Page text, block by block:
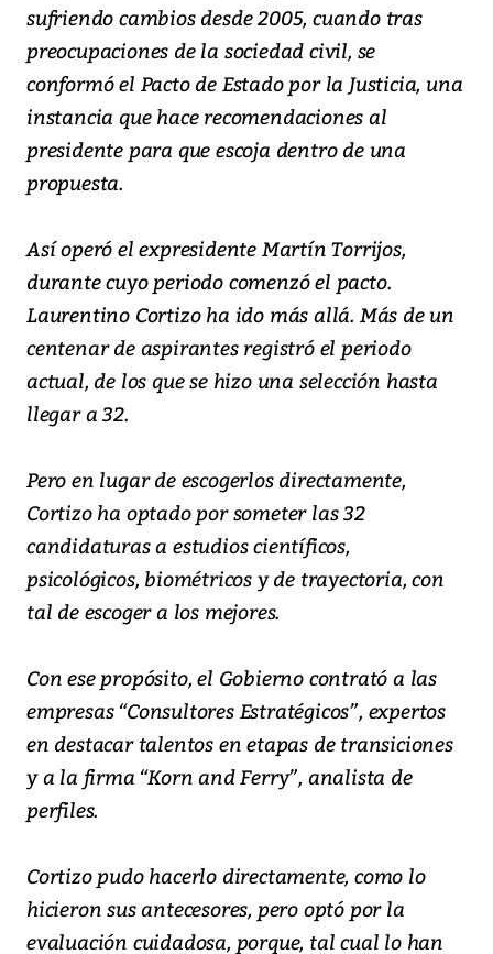
sufriendo cambios desde 2005, cuando tras
preocupaciones de la sociedad civil, se
conformó el Pacto de Estado por la Justicia, una
instancia que hace recomendaciones al
presidente para que escoja dentro de una
propuesta.
Así operó el expresidente Martín Torrijos,
durante cuyo periodo comenzó el pacto.
Laurentino Cortizo ha ido más allá. Más de un
centenar de aspirantes registró el periodo
actual, de los que se hizo una selección hasta
llegar a 32.
Pero en lugar de escogerlos directamente,
Cortizo ha optado por someter las 32
candidaturas a estudios científicos,
psicológicos, biométricos y de trayectoria, con
tal de escoger a los mejores.
Con ese propósito, el Gobierno contrató a las
empresas “Consultores Estratégicos”, expertos
en destacar talentos en etapas de transiciones
y a la firma “Korn and Ferry”, analista de
perfiles.
Cortizo pudo hacerlo directamente, como lo
hicieron sus antecesores, pero optó por la
evaluación cuidadosa, porque, tal cual lo han